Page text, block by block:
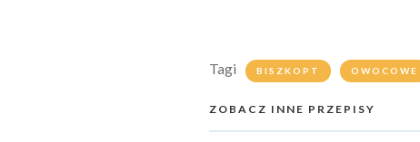
Tagi BISZKOPT OWOCOWE
ZOBACZ INNE PRZEPISY